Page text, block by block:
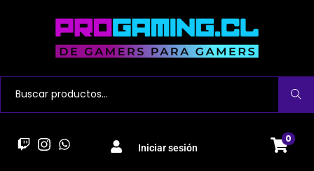
Buscar
Iniciar sesión
0